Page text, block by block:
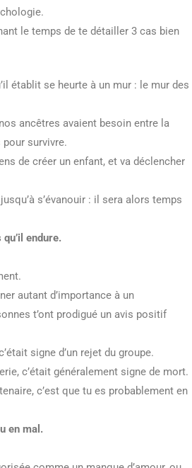
le temps de te détailler 3 cas bien
établit se heurte à un mur : le mur des
ancêtres avaient besoin entre la
survivre.
de créer un enfant, et va déclencher
s’évanouir : il sera alors temps
endure.
autant d’importance à un
t’ont prodigué un avis positif
signe d’un rejet du groupe.
c’était généralement signe de mort.
c’est que tu es probablement en
en mal.